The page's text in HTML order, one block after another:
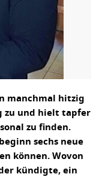
manchmal hitzig
zu und hielt tapfer
zu finden.
sechs neue
können. Wovon
kündigte, ein